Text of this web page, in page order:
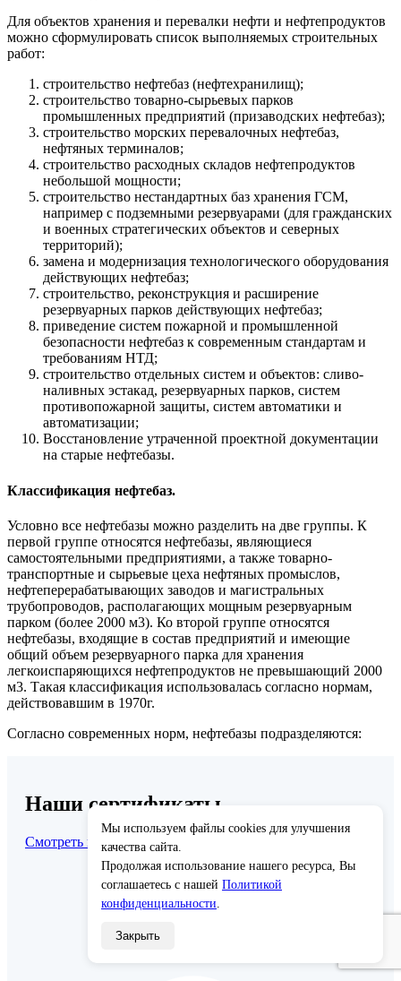
Для объектов хранения и перевалки нефти и нефтепродуктов
можно сформулировать список выполняемых строительных
работ:
строительство нефтебаз (нефтехранилищ);
строительство товарно-сырьевых парков
промышленных предприятий (призаводских нефтебаз);
строительство морских перевалочных нефтебаз,
нефтяных терминалов;
строительство расходных складов нефтепродуктов
небольшой мощности;
строительство нестандартных баз хранения ГСМ,
например с подземными резервуарами (для гражданских
и военных стратегических объектов и северных
территорий);
замена и модернизация технологического оборудования
действующих нефтебаз;
строительство, реконструкция и расширение
резервуарных парков действующих нефтебаз;
приведение систем пожарной и промышленной
безопасности нефтебаз к современным стандартам и
требованиям НТД;
строительство отдельных систем и объектов: сливо-
наливных эстакад, резервуарных парков, систем
противопожарной защиты, систем автоматики и
автоматизации;
Восстановление утраченной проектной документации
на старые нефтебазы.
Классификация нефтебаз.
Условно все нефтебазы можно разделить на две группы. К
первой группе относятся нефтебазы, являющиеся
самостоятельными предприятиями, а также товарно-
транспортные и сырьевые цеха нефтяных промыслов,
нефтеперерабатывающих заводов и магистральных
трубопроводов, располагающих мощным резервуарным
парком (более 2000 м3). Ко второй группе относятся
нефтебазы, входящие в состав предприятий и имеющие
общий объем резервуарного парка для хранения
легкоиспаряющихся нефтепродуктов не превышающий 2000
м3. Такая классификация использовалась согласно нормам,
действовавшим в 1970г.
Согласно современных норм, нефтебазы подразделяются:
Наши сертификаты
Смотреть все
Мы используем файлы cookies для улучшения
качества сайта.
Продолжая использование нашего ресурса, Вы
соглашаетесь с нашей Политикой
конфиденциальности.
Закрыть